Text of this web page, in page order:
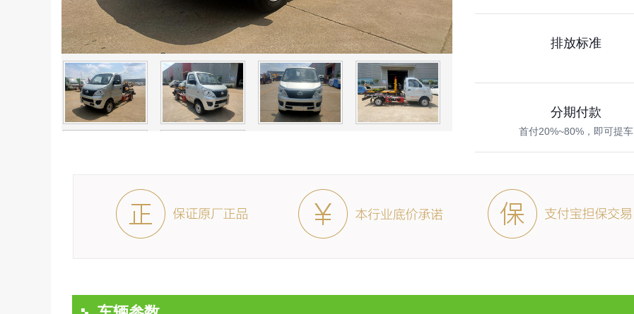
冷藏车系列 危化车系列
行业动态 技术资料
排放标准
分期付款
首付20%~80%，即可提车